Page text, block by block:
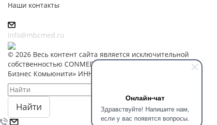
Онлайн-чат
Здравствуйте! Напишите нам,
если у вас появятся вопросы.
Наши контакты
info@mbcmed.ru
© 2026 Весь контент сайта является исключительной
собственностью CONMED Corporation и ООО «Медикал
Бизнес Комьюнити» ИНН 7453311416
Найти